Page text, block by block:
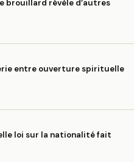
brouillard révèle d’autres
entre ouverture spirituelle
loi sur la nationalité fait